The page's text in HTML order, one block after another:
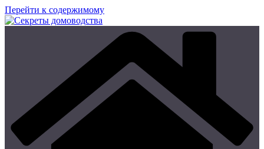
Перейти к содержимому